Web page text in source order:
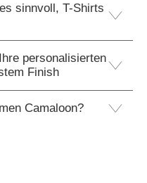
sinnvoll, T-Shirts
personalisierten
Finish
Camaloon?